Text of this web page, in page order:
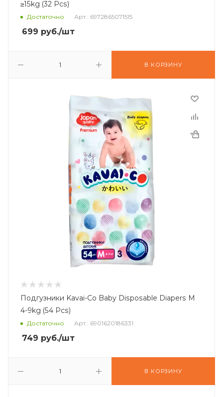
≥15kg (32 Pcs)
Достаточно Арт.: 6972865071515
699 руб./шт
В КОРЗИНУ
Подгузники Kavai-Co Baby Disposable Diapers M
4-9kg (54 Pcs)
Достаточно Арт.: 6901620186331
749 руб./шт
В КОРЗИНУ